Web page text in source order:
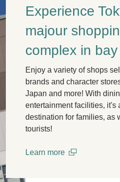
Experience
majour
complex in
Enjoy a variety of shops
brands and character
Japan and more! With
entertainment facilities, it's
destination for families, as
tourists!
Learn more